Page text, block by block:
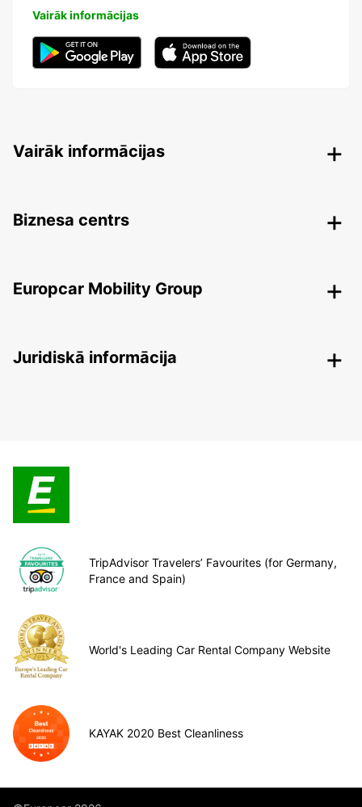
Vairāk informācijas
Vairāk informācijas
Biznesa centrs
Europcar Mobility Group
Juridiskā informācija
TripAdvisor Travelers’ Favourites (for Germany,
France and Spain)
World's Leading Car Rental Company Website
KAYAK 2020 Best Cleanliness